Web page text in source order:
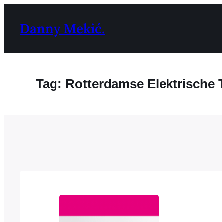
naar
inhoud
Danny Mekić.
Tag: Rotterdamse Elektrische